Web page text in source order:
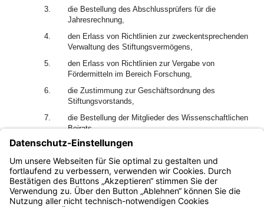
3.
die Bestellung des Abschlussprüfers für die
Jahresrechnung,
4.
den Erlass von Richtlinien zur zweckentsprechenden
Verwaltung des Stiftungsvermögens,
5.
den Erlass von Richtlinien zur Vergabe von
Fördermitteln im Bereich Forschung,
6.
die Zustimmung zur Geschäftsordnung des
Stiftungsvorstands,
7.
die Bestellung der Mitglieder des Wissenschaftlichen
Beirats.
Darüber hinaus kann der Stiftungsrat im Bereich
Forschung über Fragen von allgemeiner Bedeutung oder
über wichtige Einzelfragen beschließen.